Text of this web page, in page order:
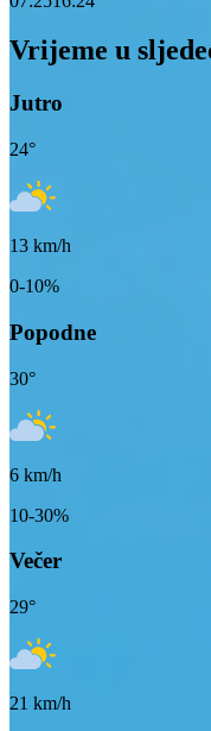
Vrijeme u
Jutro
24°
13 km/h
0-10%
Popodne
30°
6 km/h
10-30%
Večer
29°
21 km/h